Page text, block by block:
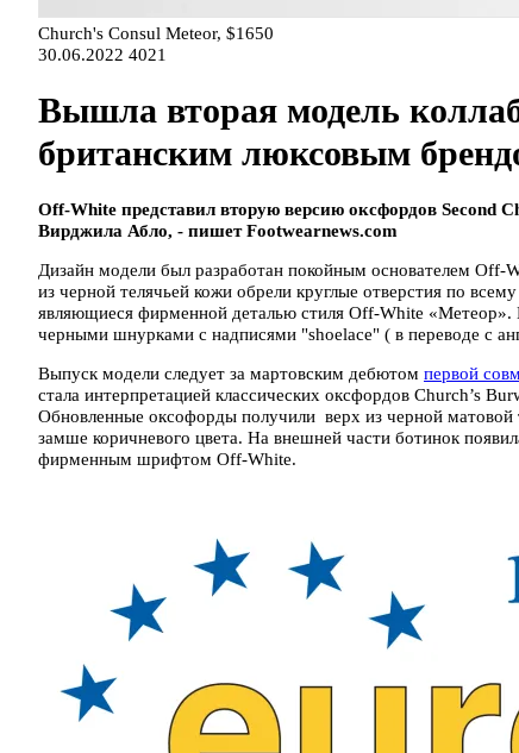
Church's Consul Meteor, $1650
30.06.2022 4021
Вышла вторая модель
британским люксовым
Off-White представил вторую версию оксфордов
Вирджила Абло, - пишет Footwearnews.com
Дизайн модели был разработан покойным основателем
из черной телячьей кожи обрели круглые отверстия по
являющиеся фирменной деталью стиля Off-White
черными шнурками с надписями "shoelace" ( в переводе с
Выпуск модели следует за мартовским дебютом первой
стала интерпретацией классических оксфордов Church’s
Обновленные оксофорды получили верх из черной
замше коричневого цвета. На внешней части ботинок
фирменным шрифтом Off-White.